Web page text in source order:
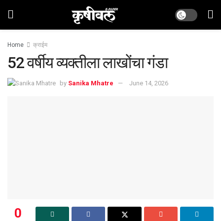
Home क्राईम
52 वर्षीय व्यक्तीला लाखोंचा गंडा
by Sanika Mhatre June 14, 2026
0